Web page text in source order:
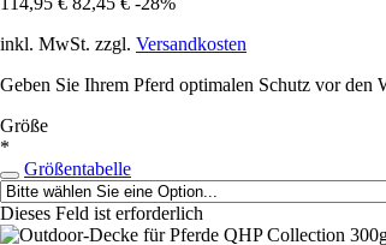
inkl. MwSt. zzgl. Versandkosten
Geben Sie Ihrem Pferd optimalen Schutz vor
Größe
*
Größentabelle
Dieses Feld ist erforderlich